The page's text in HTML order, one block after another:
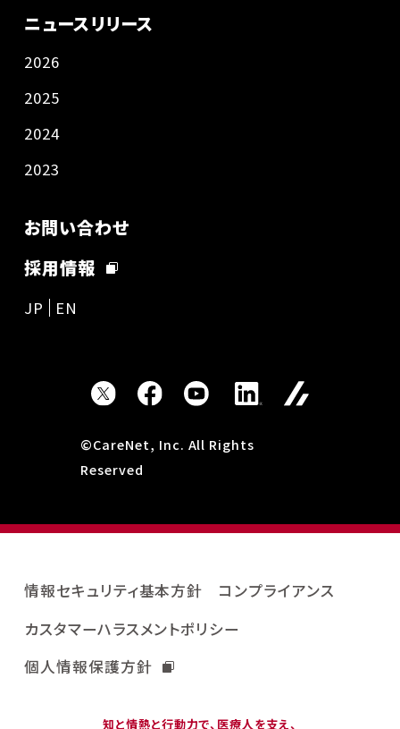
ニュースリリース
2026
2025
2024
2023
お問い合わせ
採用情報
JP EN
©CareNet, Inc. All Rights
Reserved
知と情熱と行動力で、医療人を支え、
情報セキュリティ基本方針
コンプライアンス
カスタマーハラスメントポリシー
個人情報保護方針